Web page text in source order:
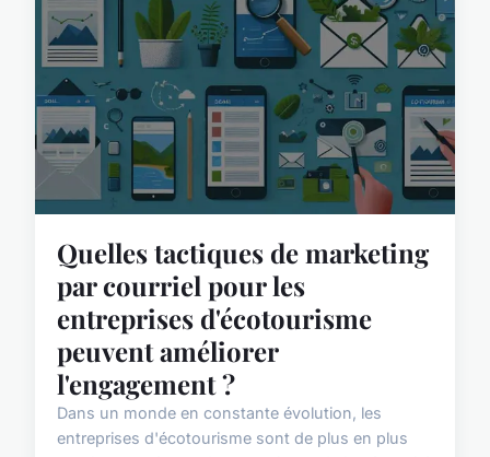
Quelles tactiques de marketing
par courriel pour les
entreprises d'écotourisme
peuvent améliorer
l'engagement ?
Dans un monde en constante évolution, les
entreprises d'écotourisme sont de plus en plus